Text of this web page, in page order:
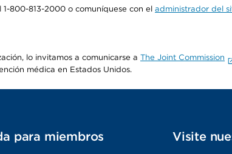
800-813-2000 o comuníquese con el administrador del
lo invitamos a comunicarse a The Joint Commission
médica en Estados Unidos.
para miembros Visite